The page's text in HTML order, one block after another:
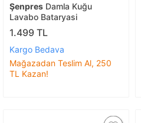
Şenpres Damla Kuğu
Lavabo Bataryasi
1.499 TL
Kargo Bedava
Mağazadan Teslim Al, 250
TL Kazan!